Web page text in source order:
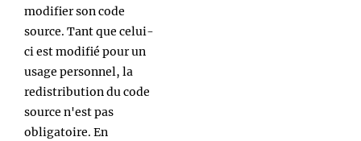
modifier son code
source. Tant que celui-
ci est modifié pour un
usage personnel, la
redistribution du code
source n'est pas
obligatoire. En